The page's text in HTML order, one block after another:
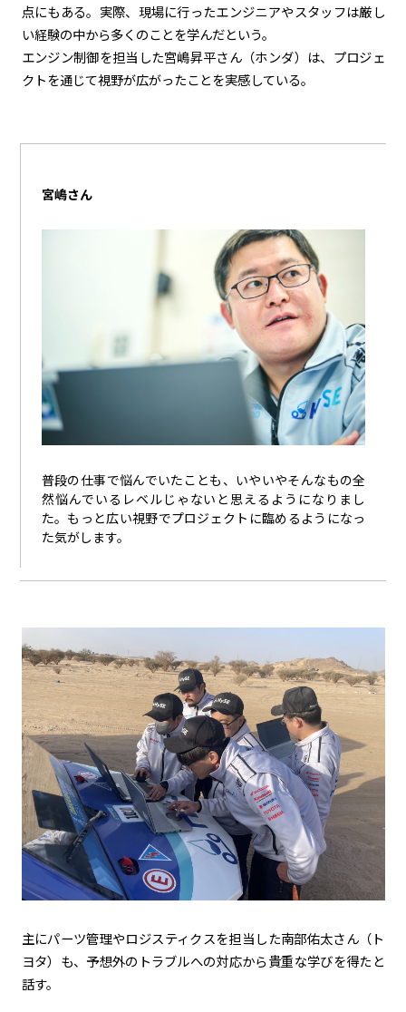
点にもある。実際、現場に行ったエンジニアやスタッフは厳し
い経験の中から多くのことを学んだという。
エンジン制御を担当した宮嶋昇平さん（ホンダ）は、プロジェ
クトを通じて視野が広がったことを実感している。
宮嶋さん
普段の仕事で悩んでいたことも、いやいやそんなもの全
然悩んでいるレベルじゃないと思えるようになりまし
た。もっと広い視野でプロジェクトに臨めるようになっ
た気がします。
主にパーツ管理やロジスティクスを担当した南部佑太さん（ト
ヨタ）も、予想外のトラブルへの対応から貴重な学びを得たと
話す。